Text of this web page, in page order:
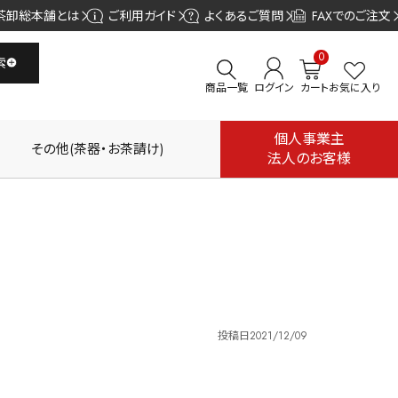
卸総本舗とは ご利用ガイド よくあるご質問 FAXでのご注文
商品一覧 ログイン カート
0
お気に入り
その他(茶器・お茶請け)
個人事業主
法人のお客様
投稿日2021/12/09